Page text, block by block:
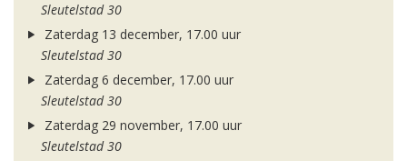
Sleutelstad 30
Zaterdag 13 december, 17.00 uur
Sleutelstad 30
Zaterdag 6 december, 17.00 uur
Sleutelstad 30
Zaterdag 29 november, 17.00 uur
Sleutelstad 30